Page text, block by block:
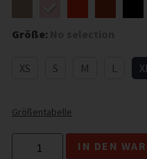
Größe:
XS S M L XL
Größentabelle
IN DEN